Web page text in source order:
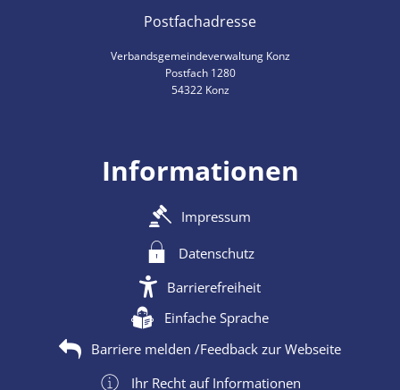
Postfachadresse
Verbandsgemeindeverwaltung Konz
Postfach 1280
54322 Konz
Informationen
Impressum
Datenschutz
Barrierefreiheit
Einfache Sprache
Barriere melden /Feedback zur Webseite
Ihr Recht auf Informationen